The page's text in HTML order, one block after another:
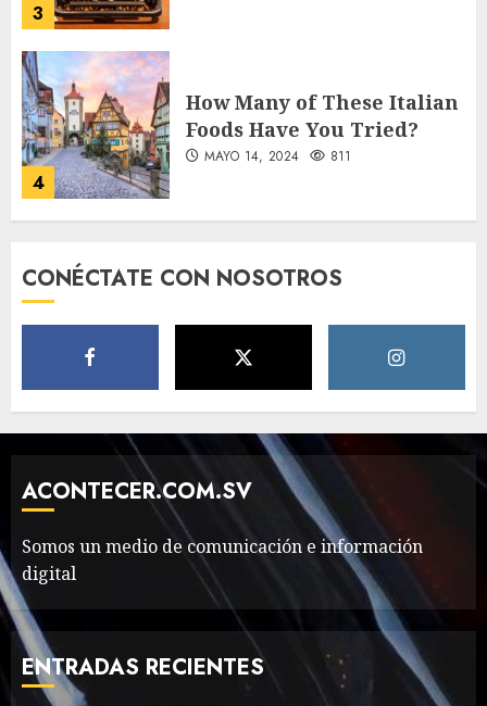
3
4
How Many of These Italian
Foods Have You Tried?
MAYO 14, 2024 811
Classic Cars in a Retro
The full story of
Thailand’s extraordinary
cave rescue
MAYO 14, 2024 1002
7
Valentino Goes
Deliberately Feminine for
Fall 2018
MAYO 16, 2024 765
CONÉCTATE CON NOSOTROS
ACONTECER.COM.SV
Somos un medio de comunicación e información
digital
ENTRADAS RECIENTES